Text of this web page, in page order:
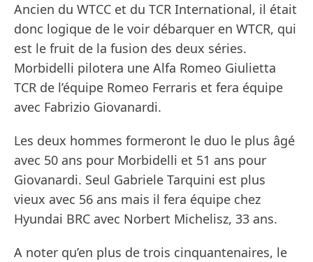
Ancien du WTCC et du TCR International, il était
donc logique de le voir débarquer en WTCR, qui
est le fruit de la fusion des deux séries.
Morbidelli pilotera une Alfa Romeo Giulietta
TCR de l’équipe Romeo Ferraris et fera équipe
avec Fabrizio Giovanardi.
Les deux hommes formeront le duo le plus âgé
avec 50 ans pour Morbidelli et 51 ans pour
Giovanardi. Seul Gabriele Tarquini est plus
vieux avec 56 ans mais il fera équipe chez
Hyundai BRC avec Norbert Michelisz, 33 ans.
A noter qu’en plus de trois cinquantenaires, le